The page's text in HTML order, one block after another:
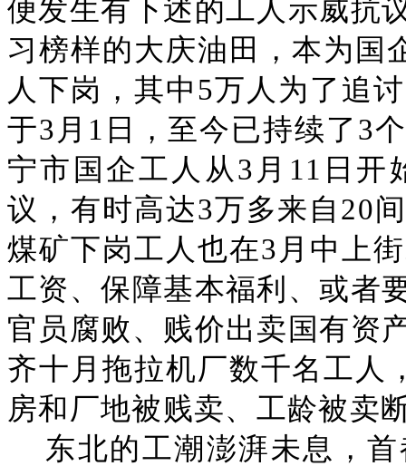
便发生有下述的工人示威抗
习榜样的大庆油田，本为国
人下岗，其中5万人为了追
于3月1日，至今已持续了3
宁市国企工人从3月11日开
议，有时高达3万多来自20
煤矿下岗工人也在3月中上
工资、保障基本福利、或者
官员腐败、贱价出卖国有资
齐十月拖拉机厂数千名工人
房和厂地被贱卖、工龄被卖
东北的工潮澎湃未息，